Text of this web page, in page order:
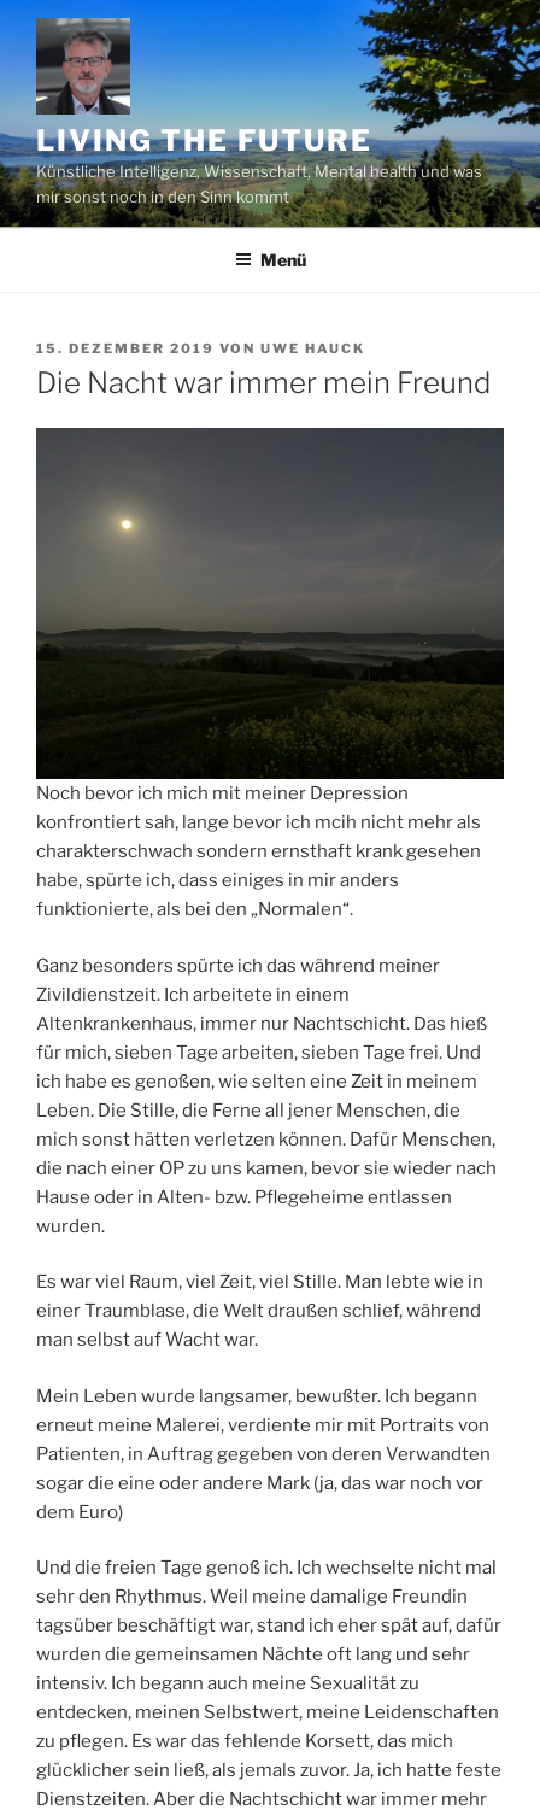
Zum
Inhalt
springen
LIVING THE FUTURE
Künstliche Intelligenz, Wissenschaft, Mental health und was
mir sonst noch in den Sinn kommt
Menü
VERÖFFENTLICHT
AM
15. DEZEMBER 2019 VON UWE HAUCK
Die Nacht war immer mein Freund
Noch bevor ich mich mit meiner Depression
konfrontiert sah, lange bevor ich mcih nicht mehr als
charakterschwach sondern ernsthaft krank gesehen
habe, spürte ich, dass einiges in mir anders
funktionierte, als bei den „Normalen“.
Ganz besonders spürte ich das während meiner
Zivildienstzeit. Ich arbeitete in einem
Altenkrankenhaus, immer nur Nachtschicht. Das hieß
für mich, sieben Tage arbeiten, sieben Tage frei. Und
ich habe es genoßen, wie selten eine Zeit in meinem
Leben. Die Stille, die Ferne all jener Menschen, die
mich sonst hätten verletzen können. Dafür Menschen,
die nach einer OP zu uns kamen, bevor sie wieder nach
Hause oder in Alten- bzw. Pflegeheime entlassen
wurden.
Es war viel Raum, viel Zeit, viel Stille. Man lebte wie in
einer Traumblase, die Welt draußen schlief, während
man selbst auf Wacht war.
Mein Leben wurde langsamer, bewußter. Ich begann
erneut meine Malerei, verdiente mir mit Portraits von
Patienten, in Auftrag gegeben von deren Verwandten
sogar die eine oder andere Mark (ja, das war noch vor
dem Euro)
Und die freien Tage genoß ich. Ich wechselte nicht mal
sehr den Rhythmus. Weil meine damalige Freundin
tagsüber beschäftigt war, stand ich eher spät auf, dafür
wurden die gemeinsamen Nächte oft lang und sehr
intensiv. Ich begann auch meine Sexualität zu
entdecken, meinen Selbstwert, meine Leidenschaften
zu pflegen. Es war das fehlende Korsett, das mich
glücklicher sein ließ, als jemals zuvor. Ja, ich hatte feste
Dienstzeiten. Aber die Nachtschicht war immer mehr